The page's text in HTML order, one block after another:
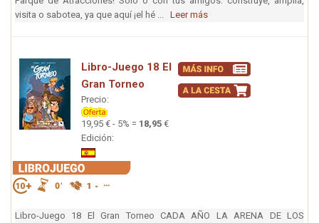
visita o sabotea, ya que aquí ¡el hé ... Leer más
Libro-Juego 18 El
Gran Torneo
Precio:
19,95 € - 5% = 18,95 €
Edición:
Libro-Juego 18 El Gran Torneo CADA AÑO LA ARENA DE LOS